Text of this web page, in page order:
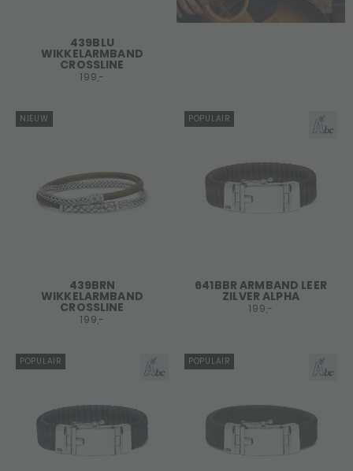
439BLU
WIKKELARMBAND
CROSSLINE
199,-
NIEUW
439BRN
WIKKELARMBAND
CROSSLINE
199,-
POPULAIR
641BBR ARMBAND LEER
ZILVER ALPHA
199,-
POPULAIR POPULAIR